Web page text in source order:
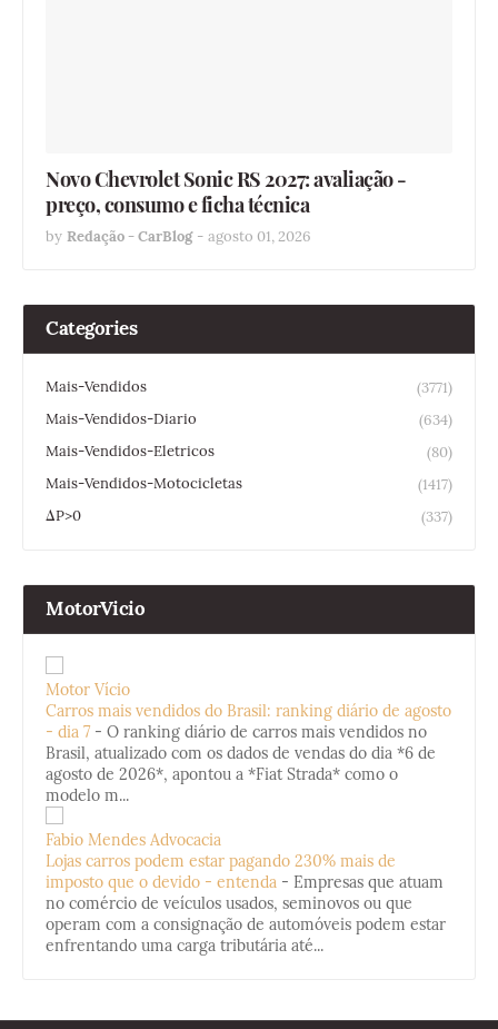
Novo Chevrolet Sonic RS 2027: avaliação -
preço, consumo e ficha técnica
by Redação - CarBlog - agosto 01, 2026
Categories
Mais-Vendidos
(3771)
Mais-Vendidos-Diario
(634)
Mais-Vendidos-Eletricos
(80)
Mais-Vendidos-Motocicletas
(1417)
ΔP>0
(337)
MotorVicio
Motor Vício
Carros mais vendidos do Brasil: ranking diário de agosto
- dia 7 - O ranking diário de carros mais vendidos no
Brasil, atualizado com os dados de vendas do dia *6 de
agosto de 2026*, apontou a *Fiat Strada* como o
modelo m...
Fabio Mendes Advocacia
Lojas carros podem estar pagando 230% mais de
imposto que o devido - entenda - Empresas que atuam
no comércio de veículos usados, seminovos ou que
operam com a consignação de automóveis podem estar
enfrentando uma carga tributária até...